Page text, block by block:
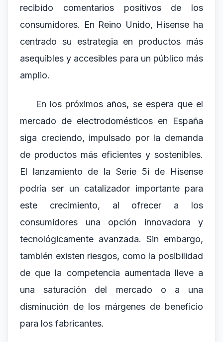
recibido comentarios positivos de los
consumidores. En Reino Unido, Hisense ha
centrado su estrategia en productos más
asequibles y accesibles para un público más
amplio.
En los próximos años, se espera que el
mercado de electrodomésticos en España
siga creciendo, impulsado por la demanda
de productos más eficientes y sostenibles.
El lanzamiento de la Serie 5i de Hisense
podría ser un catalizador importante para
este crecimiento, al ofrecer a los
consumidores una opción innovadora y
tecnológicamente avanzada. Sin embargo,
también existen riesgos, como la posibilidad
de que la competencia aumentada lleve a
una saturación del mercado o a una
disminución de los márgenes de beneficio
para los fabricantes.